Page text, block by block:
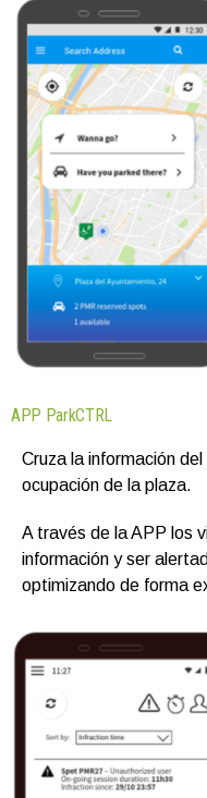
APP ParkCTRL
Cruza la información
ocupación de la plaza.
A través de la APP los
información y ser
optimizando de forma